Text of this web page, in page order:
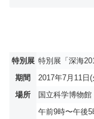
特別展 特別展「深海
期間
2017年7月11日
場所
国立科学博物館
午前9時〜午後